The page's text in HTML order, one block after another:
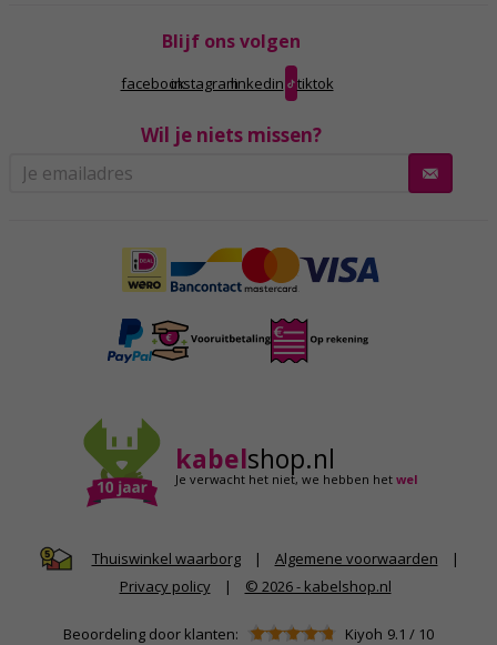
Blijf ons volgen
facebookinstagramlinkedin tiktok
Wil je niets missen?
kabelshop.nl
Je verwacht het niet,we hebben hetwel
Thuiswinkel waarborg | Algemene voorwaarden
|
Privacy policy
| © 2026 - kabelshop.nl
Beoordeling door klanten: Kiyoh 9.1 / 10